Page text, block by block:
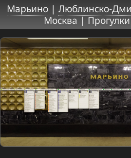
Марьино | Люблинско-
Москва|